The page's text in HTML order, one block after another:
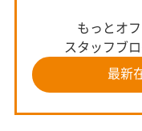
もっとオ
スタッフブ
最新